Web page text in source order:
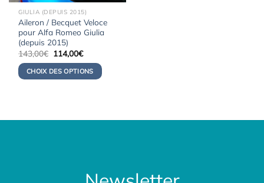
GIULIA (DEPUIS 2015)
Aileron / Becquet Veloce
pour Alfa Romeo Giulia
(depuis 2015)
143,00€ Le
initial
était :
114,00€Le
actuel
est :
CHOIX DES OPTIONS